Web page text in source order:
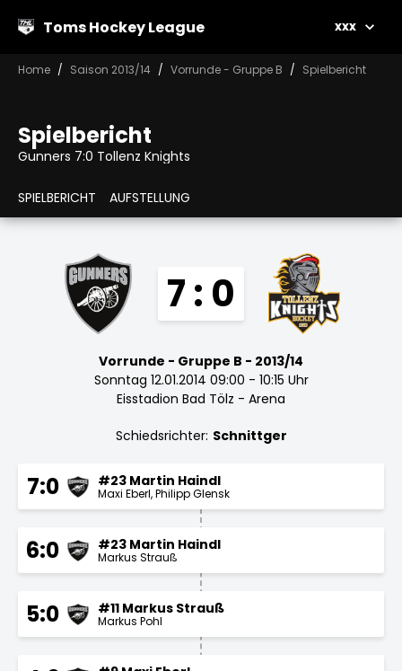
Toms Hockey League xxx
Home Saison 2013/14 Vorrunde - Gruppe B Spielbericht
Spielbericht
Gunners 7:0 Tollenz Knights
SPIELBERICHT AUFSTELLUNG
7 : 0
Vorrunde - Gruppe B - 2013/14
Sonntag 12.01.2014 09:00 - 10:15 Uhr
Eisstadion Bad Tölz - Arena
Schiedsrichter: Schnittger
7:0 #23 Martin Haindl
Maxi Eberl Philipp Glensk
6:0 #23 Martin Haindl
Markus Strauß
5:0 #11 Markus Strauß
Markus Pohl